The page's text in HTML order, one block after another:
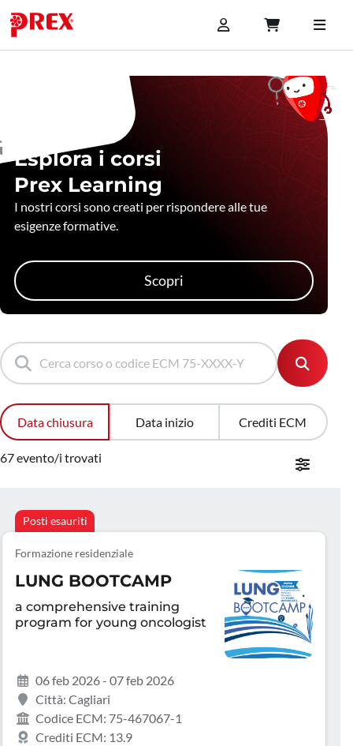
Esplora i corsi
Prex Learning
I nostri corsi sono creati per rispondere alle tue
esigenze formative.
Scopri
Data chiusura Data inizio Crediti ECM
67 evento/i trovati
Posti esauriti
Formazione residenziale
LUNG BOOTCAMP
a comprehensive training
program for young oncologist
06 feb 2026 - 07 feb 2026
Città: Cagliari
Codice ECM: 75-467067-1
Crediti ECM: 13.9